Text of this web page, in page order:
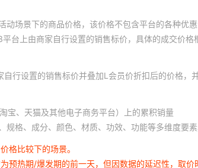
动场景下的商品价格，该价格不包含平台的各种优
台上由商家自行设置的销售标价，具体的成交价格
行设置的销售标价并叠加L会员价折扣后的价格，
宝、天猫及其他电子商务平台）上的累积销量
规格、成分、颜色、材质、功效、功能等多维度要
格比较下的场景。
预热期/爆发期的前一天，但因数据的延迟性，取